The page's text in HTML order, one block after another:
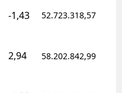
Diyarbakır
Elazığ
-1,43 52.723.318,57
2,94 58.202.842,99